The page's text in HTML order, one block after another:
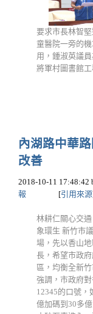
要求市長林智
童醫院一旁的
用，鍾淑英議
將軍村圖書館
內湖路中華
改善
2018-10-11 17:48:42
報
[引用來源
林耕仁關心交
象環生 新竹市
場，先以香山
長，希望市政
區，均衡全新
強調，市政府
12345的口號，
億加碼到30多